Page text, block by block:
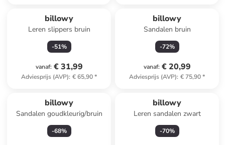
billowy
Leren slippers bruin
-51%
vanaf: € 31,99
Adviesprijs (AVP): € 65,90*
billowy
Sandalen bruin
-72%
vanaf: € 20,99
Adviesprijs (AVP): € 75,90*
billowy
Sandalen goudkleurig/bruin
-68%
billowy
Leren sandalen zwart
-70%